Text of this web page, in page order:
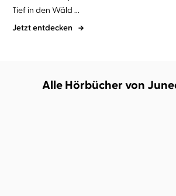
Tief in den Wäld ...
Jetzt entdecken
Alle Hörbücher von